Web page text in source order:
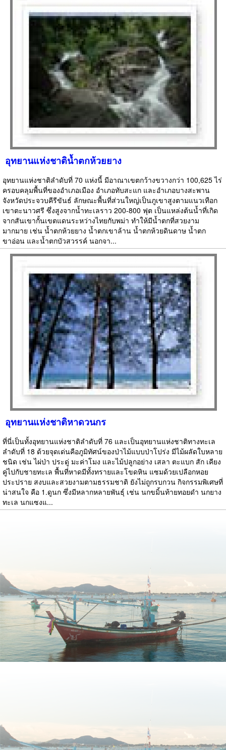
อุทยานแห่งชาติน้ำตกห้วยยาง
อุทยานแห่งชาติลำดับที่ 70 แห่งนี้ มีอาณาเขตกว้างขวางกว่า 100,625 ไร่
ครอบคลุมพื้นที่ของอำเภอเมือง อำเภอทับสะแก และอำเภอบางสะพาน
จังหวัดประจวบคีรีขันธ์ ลักษณะพื้นที่ส่วนใหญ่เป็นภูเขาสูงตามแนวเทือก
เขาตะนาวศรี ซึ่งสูงจากน้ำทะเลราว 200-800 ฟุต เป็นแหล่งต้นน้ำที่เกิด
จากสันเขากั้นเขตแดนระหว่างไทยกับพม่า ทำให้มีน้ำตกที่สวยงาม
มากมาย เช่น น้ำตกห้วยยาง น้ำตกเขาล้าน น้ำตกห้วยดินดาษ น้ำตก
ขาอ่อน และน้ำตกบัวสวรรค์ นอกจา...
อุทยานแห่งชาติหาดวนกร
ที่นี่เป็นทั้งอุทยานแห่งชาติลำดับที่ 76 และเป็นอุทยานแห่งชาติทางทะเล
ลำดับที่ 18 ด้วยจุดเด่นคือภูมิทัศน์ของป่าไม้แบบป่าโปร่ง มีไม้ผลัดใบหลาย
ชนิด เช่น ไผ่ป่า ประดู่ มะค่าโมง และไม้ปลูกอย่าง เสลา ตะแบก สัก เคียง
คู่ไปกับชายทะเล พื้นที่หาดมีทั้งทรายและโขดหิน แซมด้วยเปลือกหอย
ประปราย สงบและสวยงามตามธรรมชาติ ยังไม่ถูกรบกวน กิจกรรมพิเศษที่
น่าสนใจ คือ 1.ดูนก ซึ่งมีหลากหลายพันธุ์ เช่น นกขมิ้นท้ายทอยดำ นกยาง
ทะเล นกแซงแ...